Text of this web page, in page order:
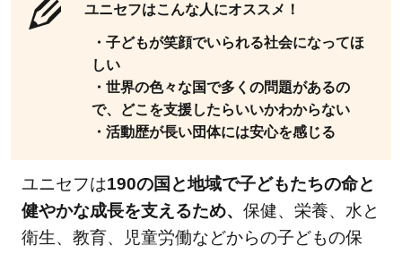
ユニセフはこんな人にオススメ！
・子どもが笑顔でいられる社会になってほ
しい
・世界の色々な国で多くの問題があるの
で、どこを支援したらいいかわからない
・活動歴が長い団体には安心を感じる
ユニセフは190の国と地域で子どもたちの命と
健やかな成長を支えるため、 保健、栄養、水と
衛生、教育、児童労働などからの子どもの保